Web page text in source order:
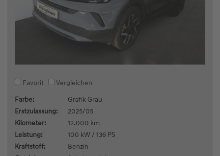
Favorit
Vergleichen
Farbe:
Grafik Grau
Erstzulassung:
2025/05
Kilometer:
12.000 km
Leistung:
100 kW / 136 PS
Kraftstoff:
Benzin